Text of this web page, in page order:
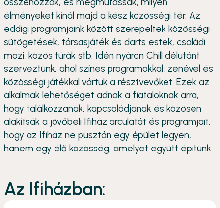
élményeket kínál majd a kész közösségi tér. Az
eddigi programjaink között szerepeltek közösségi
sütögetések, társasjáték és darts estek, családi
mozi, közös túrák stb. Idén nyáron Chill délutánt
szerveztünk, ahol színes programokkal, zenével és
közösségi játékkal vártuk a résztvevőket. Ezek az
alkalmak lehetőséget adnak a fiataloknak arra,
hogy találkozzanak, kapcsolódjanak és közösen
alakítsák a jövőbeli Ifiház arculatát és programjait,
hogy az Ifiház ne pusztán egy épület legyen,
hanem egy élő közösség, amelyet együtt építünk.
Az Ifiházban: